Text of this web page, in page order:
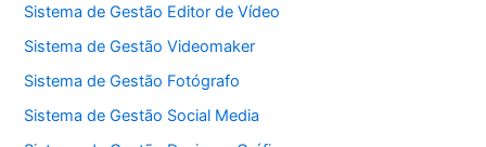
Sistema de Gestão Editor de Vídeo
Sistema de Gestão Videomaker
Sistema de Gestão Fotógrafo
Sistema de Gestão Social Media